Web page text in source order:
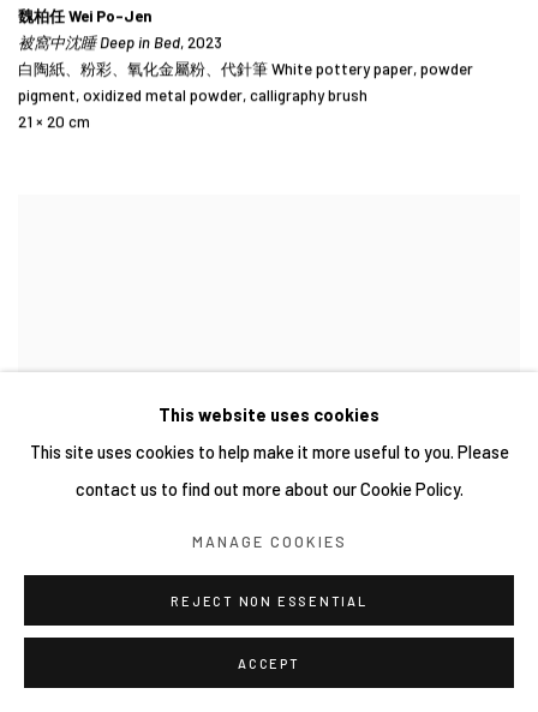
魏柏任 Wei Po-Jen
被窩中沈睡 Deep in Bed, 2023
白陶紙、粉彩、氧化金屬粉、代針筆 White pottery paper, powder
pigment, oxidized metal powder, calligraphy brush
21 × 20 cm
被窩中沈睡 Deep in Bed, 2023
白陶紙、粉彩、氧化金屬粉、代針筆 White pottery paper, powder
This website uses cookies
This site uses cookies to help make it more useful to you. Please
contact us to find out more about our Cookie Policy.
MANAGE COOKIES
REJECT NON ESSENTIAL
ACCEPT